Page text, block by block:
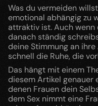
Was du vermeiden
emotional abhängig zu
attraktiv ist. Auch wenn
danach ständig
deine Stimmung an
schnell die Ruhe, die
Das hängt mit einem
diesem Artikel genauer
denen Frauen dein
dem Sex nimmt eine